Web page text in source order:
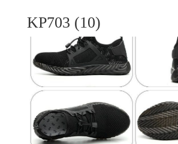
KP703 (10)